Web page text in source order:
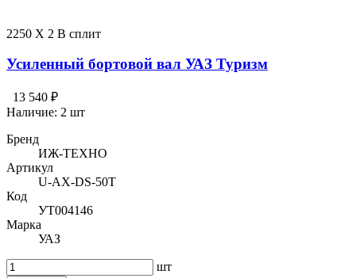
2250 X 2 В сплит
Усиленный бортовой вал УАЗ Туризм
13 540 ₽
Наличие: 2 шт
Бренд
ИЖ-ТЕХНО
Артикул
U-AX-DS-50T
Код
УТ004146
Марка
УАЗ
шт